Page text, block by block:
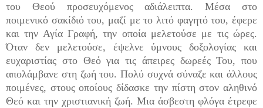
του Θεού προσευχόμενος αδιάλειπτα. Μέσα στο
ποιμενικό σακίδιό του, μαζί με το λιτό φαγητό του, έφερε
και την Αγία Γραφή, την οποία μελετούσε με τις ώρες.
Όταν δεν μελετούσε, έψελνε ύμνους δοξολογίας και
ευχαριστίας στο Θεό για τις άπειρες δωρεές Του, που
απολάμβανε στη ζωή του. Πολύ συχνά σύναζε και άλλους
ποιμένες, στους οποίους δίδασκε την πίστη στον αληθινό
Θεό και την χριστιανική ζωή. Μια άσβεστη φλόγα έτρεφε